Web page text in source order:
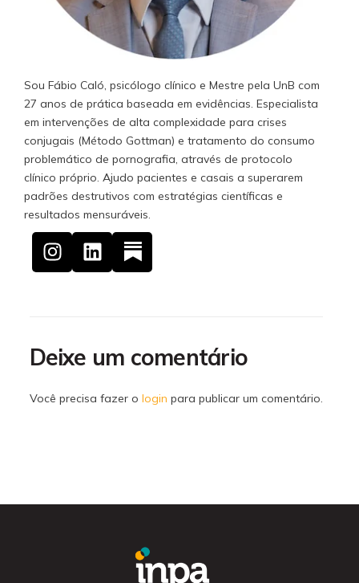
Sou Fábio Caló, psicólogo clínico e Mestre pela UnB com
27 anos de prática baseada em evidências. Especialista
em intervenções de alta complexidade para crises
conjugais (Método Gottman) e tratamento do consumo
problemático de pornografia, através de protocolo
clínico próprio. Ajudo pacientes e casais a superarem
padrões destrutivos com estratégias científicas e
resultados mensuráveis.
Deixe um comentário
Você precisa fazer o login para publicar um comentário.